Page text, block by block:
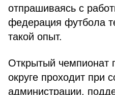
отпрашиваясь с
федерация футбола
такой опыт.
Открытый чемпионат
округе проходит при
администрации,